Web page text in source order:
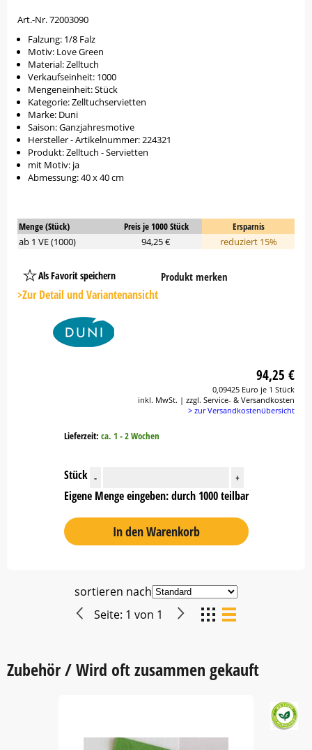
Art.-Nr. 72003090
Falzung: 1/8 Falz
Motiv: Love Green
Material: Zelltuch
Verkaufseinheit: 1000
Mengeneinheit: Stück
Kategorie: Zelltuchservietten
Marke: Duni
Saison: Ganzjahresmotive
Hersteller - Artikelnummer: 224321
Produkt: Zelltuch - Servietten
mit Motiv: ja
Abmessung: 40 x 40 cm
Menge (Stück) Preis je 1000 Stück
Ersparnis
ab 1 VE (1000)
94,25 € reduziert 15%
Als Favorit speichern
Platzhalter
Button
Produkt merken
>Zur Detail und Variantenansicht
94,25 €
0,09425 Euro je 1 Stück
inkl. MwSt. | zzgl. Service- & Versandkosten
> zur Versandkostenübersicht
Lieferzeit: ca. 1 - 2 Wochen
Stück - +
Eigene Menge eingeben: durch 1000 teilbar
In den Warenkorb
sortieren nach
Seite: 1 von 1
Zubehör / Wird oft zusammen gekauft